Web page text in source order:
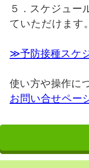
５．スケジュー
ていただけます。
≫予防接種スケ
使い方や操作に
お問い合せペー